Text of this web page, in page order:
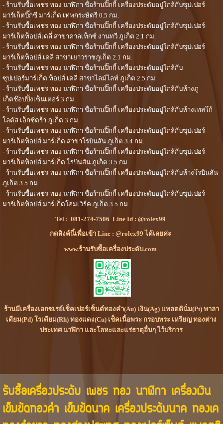
- ร้านรับซื้อเพชร ทอง นาฬิกา ชื่อร้านปิ๊กกี้ เครื่องประดับอยู่ใกล้กับซุปเปอร์
มาร์เก็ตบิ๊กซี มาร์เก็ต เทพกระษัตรี 0.5 กม.
- ร้านรับซื้อเพชร ทอง นาฬิกา ชื่อร้านปิ๊กกี้ เครื่องประดับอยู่ใกล้กับซุปเปอร์
มาร์เก็ตท็อปส์เดลี่ สาขาคาลเท็กซ์ งานทวี ภูเก็ต 2.1 กม.
- ร้านรับซื้อเพชร ทอง นาฬิกา ชื่อร้านปิ๊กกี้ เครื่องประดับอยู่ใกล้กับซุปเปอร์
มาร์เก็ตท็อปส์ เดลี่ สาขาเยาวราชภูเก็ต 2.1 กม.
- ร้านรับซื้อเพชร ทอง นาฬิกา ชื่อร้านปิ๊กกี้ เครื่องประดับอยู่ใกล้กับ
ซุปเปอร์มาร์เก็ต ท็อปส์ เดลี่ สาขาไลม์ไลท์ ภูเก็ต 2.5 กม.
- ร้านรับซื้อเพชร ทอง นาฬิกา ชื่อร้านปิ๊กกี้ เครื่องประดับอยู่ใกล้กับห้างภู
เก็ตช๊อปปิ้งเซ็นเตอร์ 3 กม.
- ร้านรับซื้อเพชร ทอง นาฬิกา ชื่อร้านปิ๊กกี้ เครื่องประดับอยู่ใกล้กับห้างเทสโก้
โลตัส เอ็กซ์ตร้า ภูเก็ต 3 กม.
- ร้านรับซื้อเพชร ทอง นาฬิกา ชื่อร้านปิ๊กกี้ เครื่องประดับอยู่ใกล้กับซุปเปอร์
มาร์เก็ตท็อปส์ มาร์เก็ต สาขาโรบินสัน ภูเก็ต 3.4 กม.
- ร้านรับซื้อเพชร ทอง นาฬิกา ชื่อร้านปิ๊กกี้ เครื่องประดับอยู่ใกล้กับซุปเปอร์
มาร์เก็ตท็อปส์ มาร์เก็ต โรบินสัน ภูเก็ต 3.5 กม.
- ร้านรับซื้อเพชร ทอง นาฬิกา ชื่อร้านปิ๊กกี้ เครื่องประดับอยู่ใกล้กับห้างโรบินสัน
ภูเก็ต 3.5 กม.
- ร้านรับซื้อเพชร ทอง นาฬิกา ชื่อร้านปิ๊กกี้ เครื่องประดับอยู่ใกล้กับซุปเปอร์
มาร์เก็ตท็อปส์ มาร์เก็ตโฮมเวิร์ค ภูเก็ต 3.5 กม.
Tel :081-274-7506 Line Id :@rolex99
กดลิงค์นี้เพื่อเข้า Line : @rolex99 ได้เลยค่ะ
www.ร้านรับซื้อเครื่องประดับ.com
ร้านมีเครื่องเอกซเรย์เช็คเปอร์เซ็นต์ทองคำ(Au) เงิน(Ag) แพลตตินั่ม(Pt) พาลา
เดียม(Pd) โรเดียม(Rh) ทองแดง(Cu) เช็คเนื้อพระ กรอบพระ เหรียญ ทองต่าง
ประเทศ นาฬิกา และโลหะและแร่ธาตุอื่นๆ ไว้บริการ
รับซื้อเครื่องประดับ เพชร ทอง นาฬิกา เครื่องเงิน
เข็มขัดทองคำ เข็มขัดนาค เครื่องประดับนาค ทองเค